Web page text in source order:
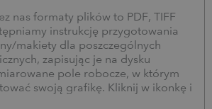
nas formaty plików to PDF, TIFF
instrukcję przygotowania
makiety dla poszczególnych
zapisując je na dysku
pole robocze, w którym
swoją grafikę. Kliknij w ikonkę i